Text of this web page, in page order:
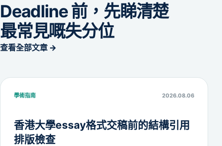
Deadline 前，先睇清楚
最常見嘅失分位
查看全部文章 →
學術指南 2026.08.06
香港大學essay格式交稿前的結構引用
排版檢查